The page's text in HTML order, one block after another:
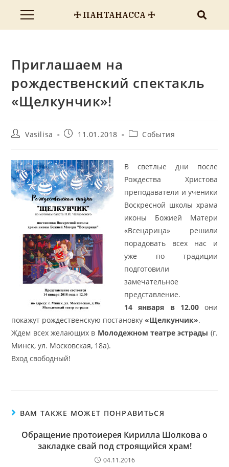
☩ ПАНТАНАССА ☩
Приглашаем на
рождественский спектакль
«Щелкунчик»!
Vasilisa 11.01.2018 События
В светлые дни после
Рождества Христова
преподаватели и ученики
Воскресной школы храма
иконы Божией Матери
«Всецарица» решили
порадовать всех нас и
уже по традиции
подготовили
замечательное
представление.
14 января в 12.00они
покажут рождественскую постановку«Щелкунчик».
Ждем всех желающих в Молодежном театре эстрады (г.
Минск, ул. Московская, 18а).
Вход свободный!
ВАМ ТАКЖЕ МОЖЕТ ПОНРАВИТЬСЯ
Обращение протоиерея Кирилла Шолкова о
закладке свай под строящийся храм!
04.11.2016